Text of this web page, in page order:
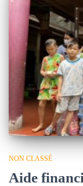
NON CLASSÉ
Aide